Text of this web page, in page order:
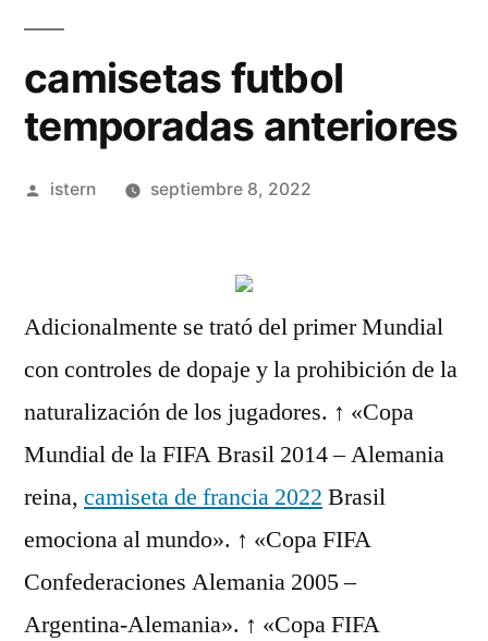
camisetas futbol
temporadas anteriores
Publicado
istern septiembre 8, 2022
Adicionalmente se trató del primer Mundial
con controles de dopaje y la prohibición de la
naturalización de los jugadores. ↑ «Copa
Mundial de la FIFA Brasil 2014 – Alemania
reina, camiseta de francia 2022 Brasil
emociona al mundo». ↑ «Copa FIFA
Confederaciones Alemania 2005 –
Argentina-Alemania». ↑ «Copa FIFA